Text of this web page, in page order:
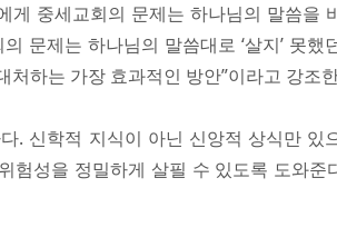
중세교회의 문제는 하나님의 말씀을
문제는 하나님의 말씀대로 ‘살지’ 못했
처하는 가장 효과적인 방안”이라고 강조
. 신학적 지식이 아닌 신앙적 상식만 있
험성을 정밀하게 살필 수 있도록 도와준